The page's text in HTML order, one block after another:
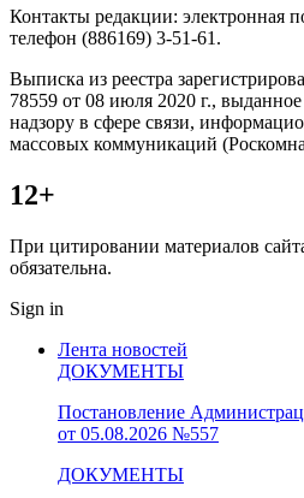
Контакты редакции: электронная
телефон (886169) 3-51-61.
Выписка из реестра
78559 от 08 июля 2020 г.,
надзору в сфере связи,
массовых коммуникаций
12+
При цитировании материалов
обязательна.
Sign in
Лента новостей
ДОКУМЕНТЫ
Постановление
от 05.08.2026 №557
ДОКУМЕНТЫ